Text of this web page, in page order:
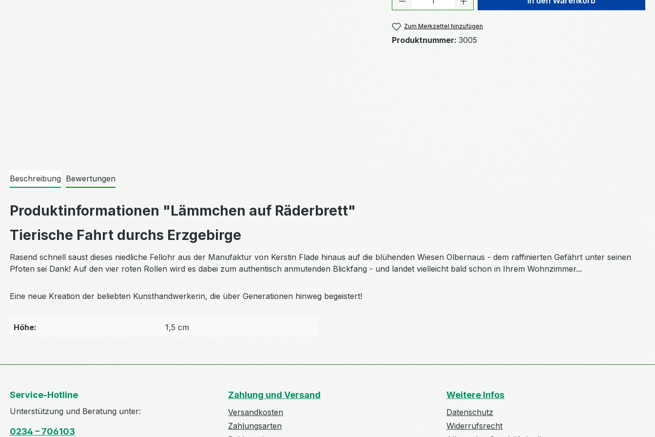
Zum Merkzettel hinzufügen
Produktnummer: 3005
Beschreibung Bewertungen
Produktinformationen "Lämmchen auf Räderbrett"
Tierische Fahrt durchs Erzgebirge
Rasend schnell saust dieses niedliche Fellohr aus der Manufaktur von Kerstin Flade hinaus auf die blühenden Wiesen Olbernaus - dem raffinierten Gefährt unter seinen
Pfoten sei Dank! Auf den vier roten Rollen wird es dabei zum authentisch anmutenden Blickfang - und landet vielleicht bald schon in Ihrem Wohnzimmer...
Eine neue Kreation der beliebten Kunsthandwerkerin, die über Generationen hinweg begeistert!
Höhe: 1,5 cm
Service-Hotline
Unterstützung und Beratung unter:
0234 – 706103
Zahlung und Versand
Versandkosten
Zahlungsarten
Weitere Infos
Datenschutz
Widerrufsrecht